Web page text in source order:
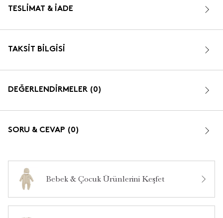
TESLIMAT & İADE
TAKSIT BILGISI
DEĞERLENDİRMELER (0)
SORU & CEVAP (0)
Bebek & Çocuk Ürünlerini Keşfet